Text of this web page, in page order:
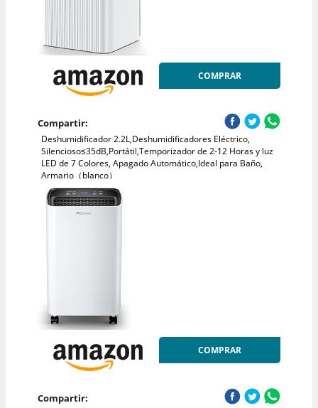
COMPRAR
Compartir:
Deshumidificador 2.2L,Deshumidificadores Eléctrico,
Silencioso≤35dB,Portátil,Temporizador de 2-12 Horas y luz
LED de 7 Colores, Apagado Automático,Ideal para Baño,
Armario（blanco）
COMPRAR
Compartir: